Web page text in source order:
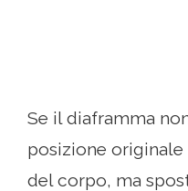
Se il diaframma
posizione
del corpo, ma